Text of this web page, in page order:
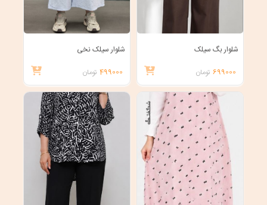
شلوار بگ سیلک
699000 تومان
شلوار سیلک نخی
499000 تومان